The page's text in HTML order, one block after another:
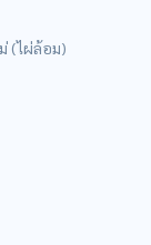
(ไผ่ล้อม)